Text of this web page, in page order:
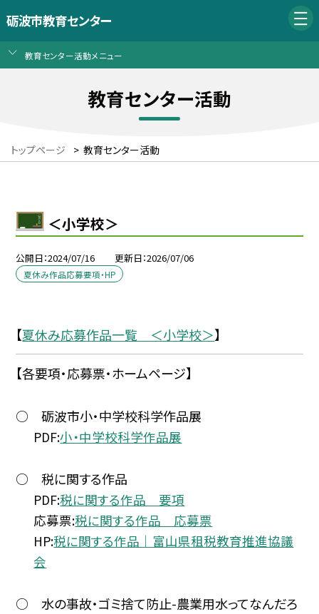
砺波市教育センター
教育センター活動メニュー
教育センター活動
トップページ > 教育センター活動
＜小学校＞
公開日 2024/07/16 更新日 2026/07/06
夏休み作品応募要項・HP
【夏休み応募作品一覧 ＜小学校＞】
【各要項・応募票・ホームページ】
○ 砺波市小・中学校科学作品展
PDF:小・中学校科学作品展
○ 税に関する作品
PDF:税に関する作品 要項
応募票:税に関する作品 応募票
HP:税に関する作品｜富山県租税教育推進協議
会
○ 水の事故・ゴミ捨て防止-農業用水ってなんだろ